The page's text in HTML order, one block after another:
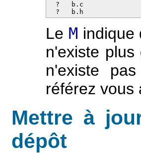
  ?   b.c
  ?   b.h
Le M
n'existe
n'existe
référez vous
Mettre à
dépôt